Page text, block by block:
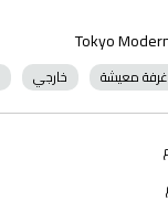
غرفة معيشة خارجي